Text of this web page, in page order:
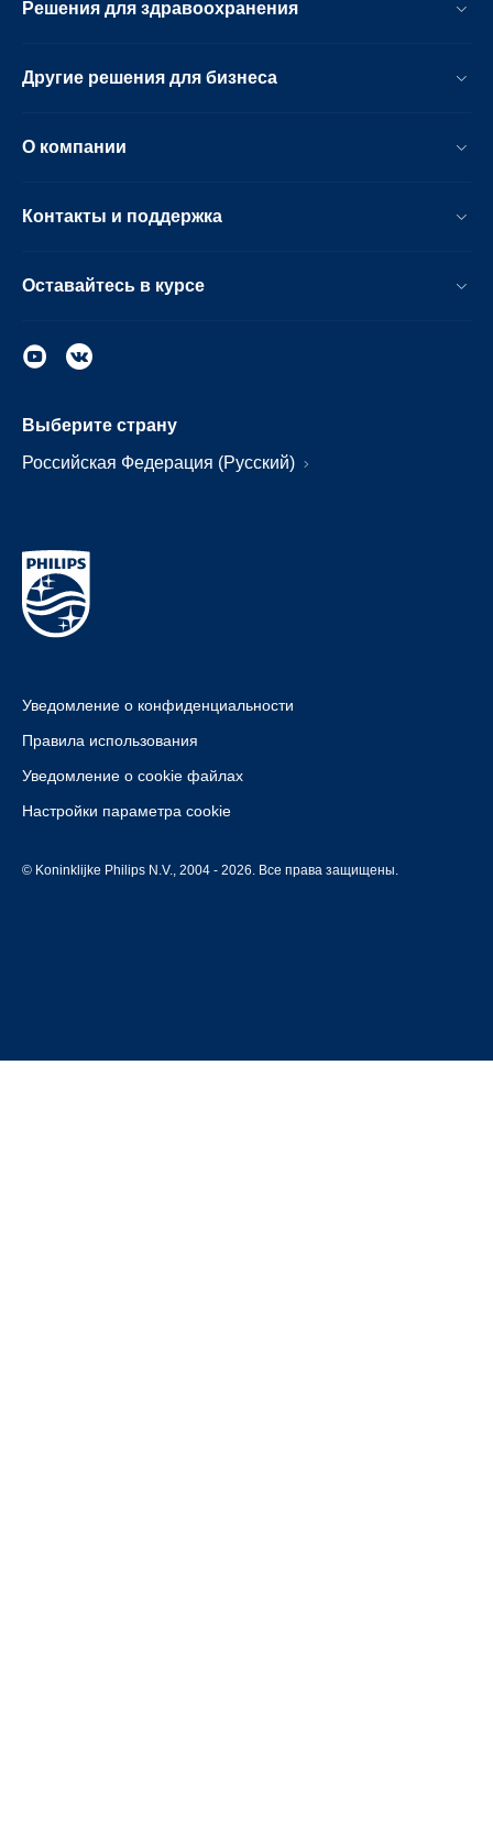
Решения для здравоохранения
Другие решения для бизнеса
О компании
Контакты и поддержка
Оставайтесь в курсе
Выберите страну
Российская Федерация (Русский)
Уведомление о конфиденциальности
Правила использования
Уведомление о cookie файлах
Настройки параметра cookie
© Koninklijke Philips N.V., 2004 - 2026. Все права защищены.